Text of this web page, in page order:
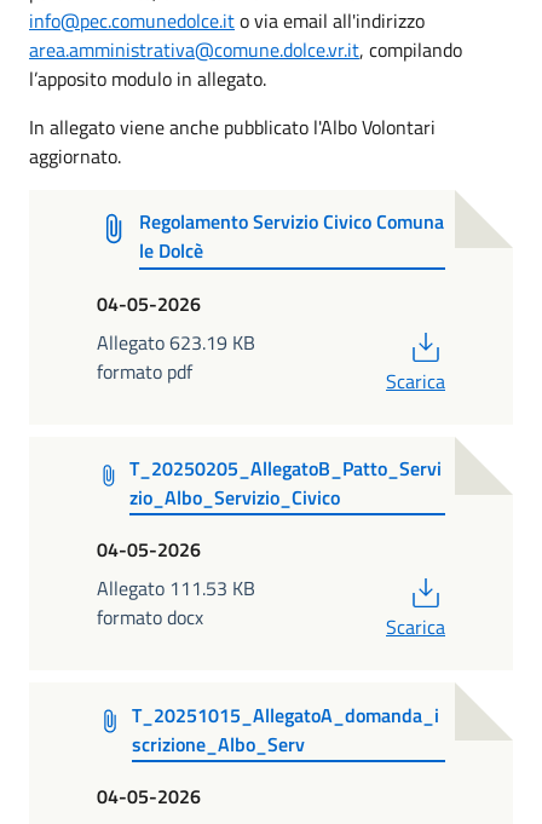
info@pec.comunedolce.ito via email all'indirizzo
area.amministrativa@comune.dolce.vr.it, compilando
l’apposito modulo in allegato.
In allegato viene anche pubblicato l'Albo Volontari
aggiornato.
Regolamento Servizio Civico Comuna
le Dolcè
04-05-2026
Allegato 623.19 KB
formato pdf
Scarica
T_20250205_AllegatoB_Patto_Servi
zio_Albo_Servizio_Civico
04-05-2026
Allegato 111.53 KB
formato docx
Scarica
T_20251015_AllegatoA_domanda_i
scrizione_Albo_Serv
04-05-2026